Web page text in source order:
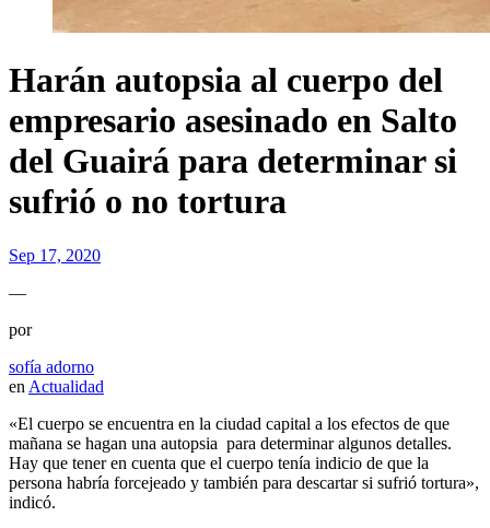
Harán autopsia al cuerpo del
empresario asesinado en Salto
del Guairá para determinar si
sufrió o no tortura
Sep 17, 2020
—
por
sofía adorno
en Actualidad
«El cuerpo se encuentra en la ciudad capital a los efectos de que
mañana se hagan una autopsia para determinar algunos detalles.
Hay que tener en cuenta que el cuerpo tenía indicio de que la
persona habría forcejeado y también para descartar si sufrió tortura»,
indicó.